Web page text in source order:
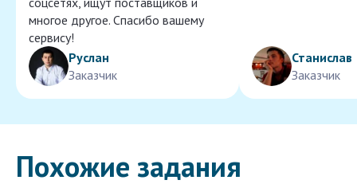
многое другое. Спасибо вашему
сервису!
Руслан
Заказчик
Станислав
Заказчик
Похожие задания